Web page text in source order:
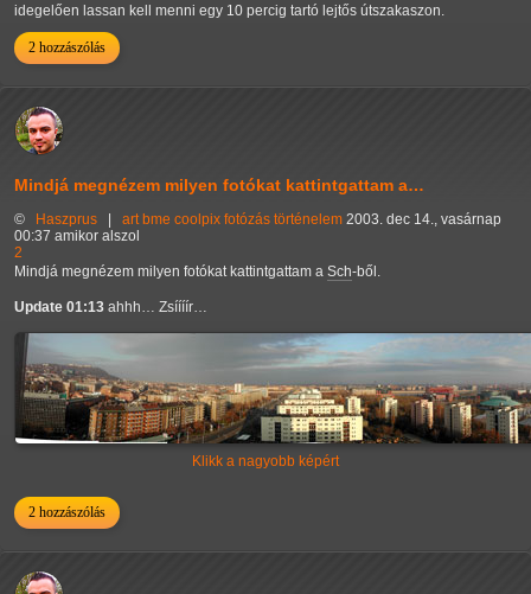
idegelően lassan kell menni egy 10 percig tartó lejtős útszakaszon.
2 hozzászólás
Mindjá megnézem milyen fotókat kattintgattam a…
© Haszprus art bme coolpix fotózás történelem 2003. dec 14., vasárnap
00:37 amikor alszol
2
Mindjá megnézem milyen fotókat kattintgattam a Sch-ből.
Update 01:13 ahhh… Zsíííír…
Klikk a nagyobb képért
2 hozzászólás